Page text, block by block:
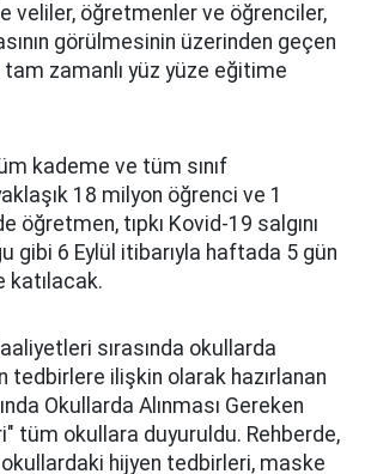
veliler, öğretmenler ve öğrenciler,
görülmesinin üzerinden geçen
tam zamanlı yüz yüze eğitime
kademe ve tüm sınıf
18 milyon öğrenci ve 1
öğretmen, tıpkı Kovid-19 salgını
gibi 6 Eylül itibarıyla haftada 5 gün
katılacak.
sırasında okullarda
tedbirlere ilişkin olarak hazırlanan
Okullarda Alınması Gereken
tüm okullara duyuruldu. Rehberde,
hijyen tedbirleri, maske